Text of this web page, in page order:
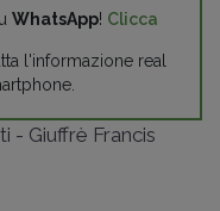
WhatsApp! Clicca
l'informazione real
- Giuffrè Francis